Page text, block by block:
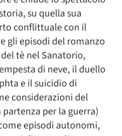
su quella sua
conflittuale con il
gli episodi del romanzo
tè nel Sanatorio,
di neve, il duello
e il suicidio di
considerazioni del
per la guerra)
episodi autonomi,